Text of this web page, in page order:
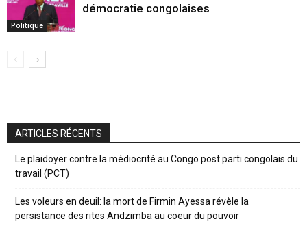
Politique
démocratie congolaises
ARTICLES RÉCENTS
Le plaidoyer contre la médiocrité au Congo post parti congolais du
travail (PCT)
Les voleurs en deuil: la mort de Firmin Ayessa révèle la
persistance des rites Andzimba au coeur du pouvoir